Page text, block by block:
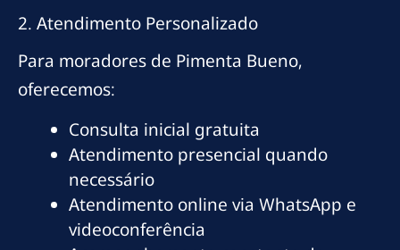
2. Atendimento Personalizado
Para moradores de Pimenta Bueno,
oferecemos:
Consulta inicial gratuita
Atendimento presencial quando
necessário
Atendimento online via WhatsApp e
videoconferência